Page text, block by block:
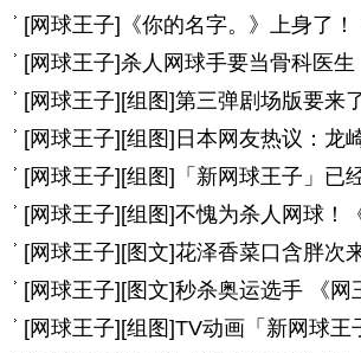
[网球王子] 《你的名字。》上身了
[网球王子]杀人网球手要当骨科医
[网球王子] [组图]第三弹剧场版要来
[网球王子] [组图] 日本网友热议：龙
[网球王子] [组图] 「新网球王子」
[网球王子] [组图]不愧为杀人网球！
[网球王子] [图文]花泽香菜口含胖次
[网球王子] [图文]秒杀奥运选手 《网
[网球王子] [组图]TV动画「新网球王